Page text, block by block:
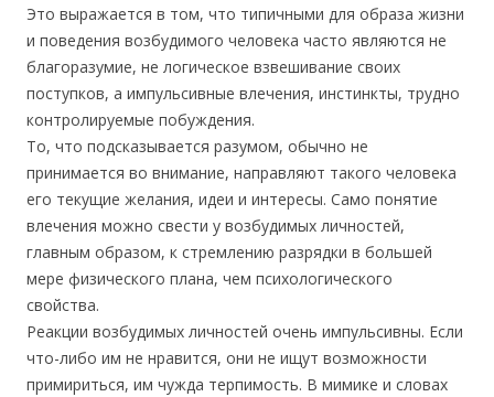
Это выражается в том, что типичными для образа жизни
и поведения возбудимого человека часто являются не
благоразумие, не логическое взвешивание своих
поступков, а импульсивные влечения, инстинкты, трудно
контролируемые побуждения.
То, что подсказывается разумом, обычно не
принимается во внимание, направляют такого человека
его текущие желания, идеи и интересы. Само понятие
влечения можно свести у возбудимых личностей,
главным образом, к стремлению разрядки в большей
мере физического плана, чем психологического
свойства.
Реакции возбудимых личностей очень импульсивны. Если
что-либо им не нравится, они не ищут возможности
примириться, им чужда терпимость. В мимике и словах